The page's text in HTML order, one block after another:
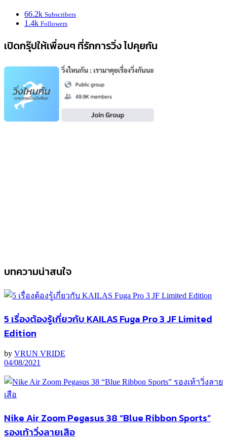
66.2k Subscribers
1.4k Followers
เปิดกรุ๊ปให้เพื่อนๆ ที่รักการวิ่ง ไปคุยกัน
บทความน่าสนใจ
5 เรื่องต้องรู้เกี่ยวกับ KAILAS Fuga Pro 3 JF Limited
Edition
by VRUN VRIDE
04/08/2021
Nike Air Zoom Pegasus 38 “Blue Ribbon Sports”
รองเท้าวิ่งลายเสือ